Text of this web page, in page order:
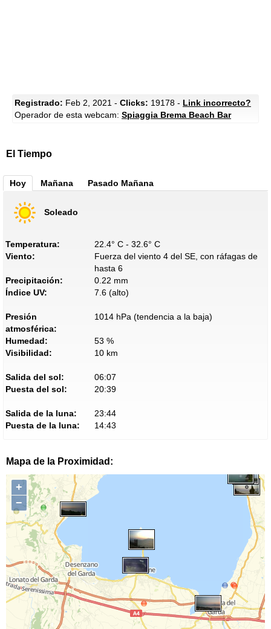
Registrado: Feb 2, 2021 - Clicks: 19178 - Link incorrecto?
Operador de esta webcam: Spiaggia Brema Beach Bar
El Tiempo
Hoy Mañana Pasado Mañana
Soleado
Temperatura:
22.4° C - 32.6° C
Viento:
Fuerza del viento 4 del SE, con ráfagas de
hasta 6
Precipitación:
0.22 mm
Índice UV:
7.6 (alto)
Presión
atmosférica:
1014 hPa (tendencia a la baja)
Humedad:
53 %
Visibilidad:
10 km
Salida del sol:
06:07
Puesta del sol:
20:39
Salida de la luna:
23:44
Puesta de la luna:
14:43
Mapa de la Proximidad:
+
−